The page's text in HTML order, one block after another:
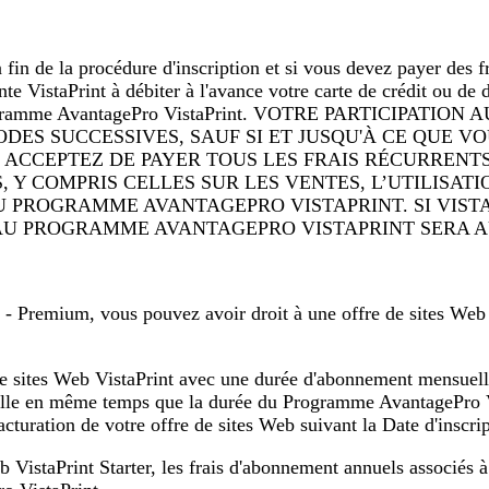
de la procédure d'inscription et si vous devez payer
VistaPrint à débiter à l'avance votre carte de crédit ou
AvantagePro VistaPrint. VOTRE PARTICIPATION
SUCCESSIVES, SAUF SI ET JUSQU'À CE QUE
DE PAYER TOUS LES FRAIS
COMPRIS CELLES SUR LES VENTES,
AVANTAGEPRO VISTAPRINT. SI
PROGRAMME AVANTAGEPRO VISTAPRINT SERA
Premium, vous pouvez avoir droit à une offre de sites
Web VistaPrint avec une durée d'abonnement
en même temps que la durée du Programme
de votre offre de sites Web suivant la Date
Starter, les frais d'abonnement annuels